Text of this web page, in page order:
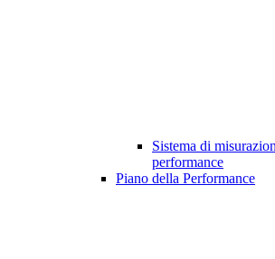
Sistema di
performance
Piano della Performance